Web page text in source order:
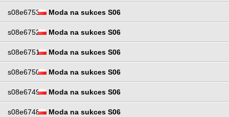
s08e6753 Moda na sukces S06
s08e6752 Moda na sukces S06
s08e6751 Moda na sukces S06
s08e6750 Moda na sukces S06
s08e6749 Moda na sukces S06
s08e6748 Moda na sukces S06